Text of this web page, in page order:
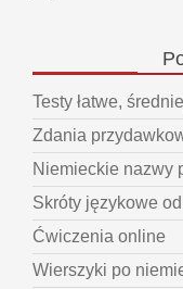
Testy łatwe,
Zdania
Niemieckie nazwy
Skróty językowe
Ćwiczenia online
Wierszyki po